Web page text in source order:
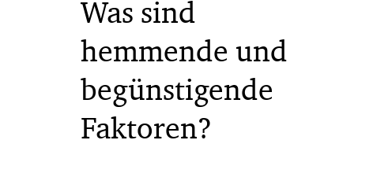
Was sind
hemmende und
begünstigende
Faktoren?